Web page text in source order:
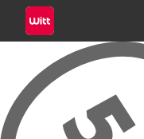
Přeskočit na hlavní